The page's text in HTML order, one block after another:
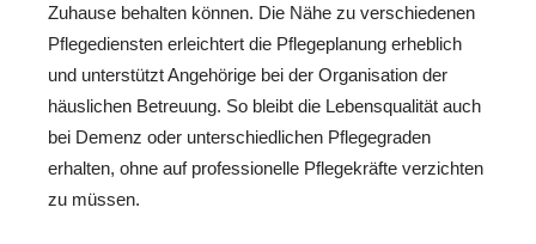
Zuhause behalten können. Die Nähe zu verschiedenen
Pflegediensten erleichtert die Pflegeplanung erheblich
und unterstützt Angehörige bei der Organisation der
häuslichen Betreuung. So bleibt die Lebensqualität auch
bei Demenz oder unterschiedlichen Pflegegraden
erhalten, ohne auf professionelle Pflegekräfte verzichten
zu müssen.